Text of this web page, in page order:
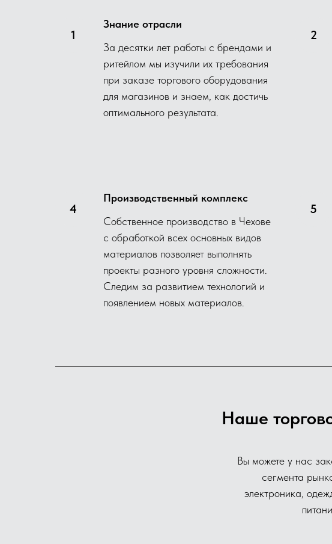
Знание отрасли
За десятки лет работы с брендами и
ритейлом мы изучили их требования
при заказе торгового оборудования
для магазинов и знаем, как достичь
оптимального результата.
Производственный комплекс
Собственное производство в Чехове
с обработкой всех основных видов
материалов позволяет выполнять
проекты разного уровня сложности.
Следим за развитием технологий и
появлением новых материалов.
Наше
Вы можете у нас
сегмента
электроника,